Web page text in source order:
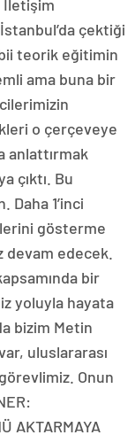
İletişim
çektiği
teorik eğitimin
ama buna bir
o çerçeveye
anlattırmak
çıktı. Bu
1’inci
gösterme
edecek.
bir
yoluyla hayata
bizim Metin
uluslararası
Onun
AKTARMAYA